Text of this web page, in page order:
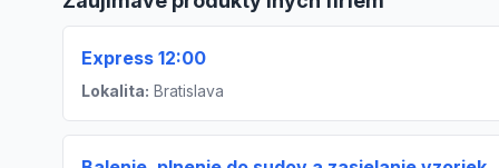
Express 12:00
Lokalita: Bratislava